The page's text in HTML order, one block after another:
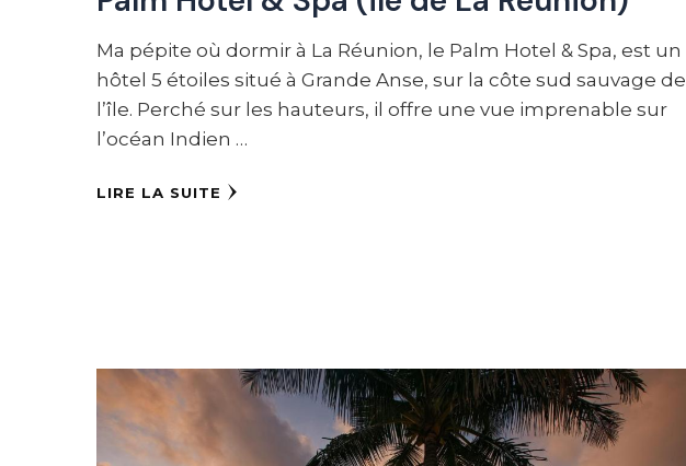
Ma pépite où dormir à La Réunion, le Palm Hotel & Spa, est un
hôtel 5 étoiles situé à Grande Anse, sur la côte sud sauvage de
l’île. Perché sur les hauteurs, il offre une vue imprenable sur
l’océan Indien …
LIRE LA SUITE